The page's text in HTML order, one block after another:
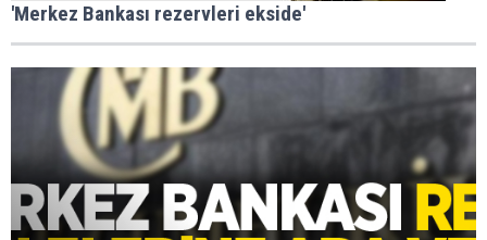
'Merkez Bankası rezervleri ekside'